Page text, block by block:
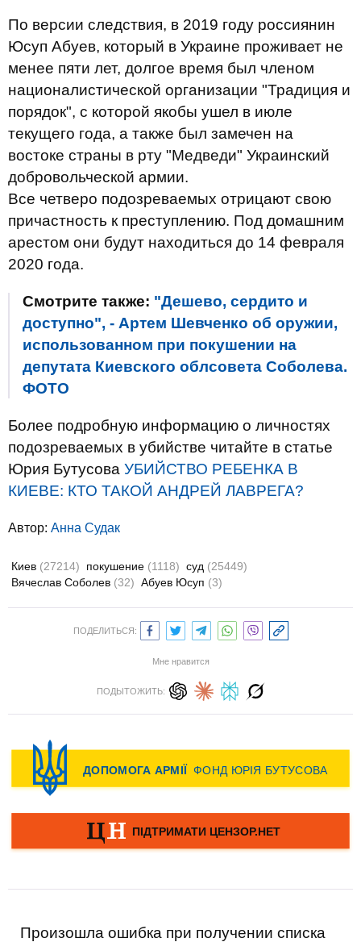
По версии следствия, в 2019 году россиянин
Юсуп Абуев, который в Украине проживает не
менее пяти лет, долгое время был членом
националистической организации "Традиция и
порядок", с которой якобы ушел в июле
текущего года, а также был замечен на
востоке страны в рту "Медведи" Украинский
добровольческой армии.
Все четверо подозреваемых отрицают свою
причастность к преступлению. Под домашним
арестом они будут находиться до 14 февраля
2020 года.
Смотрите также: "Дешево, сердито и
доступно", - Артем Шевченко об оружии,
использованном при покушении на
депутата Киевского облсовета Соболева.
ФОТО
Более подробную информацию о личностях
подозреваемых в убийстве читайте в статье
Юрия Бутусова УБИЙСТВО РЕБЕНКА В
КИЕВЕ: КТО ТАКОЙ АНДРЕЙ ЛАВРЕГА?
Автор: Анна Судак
Киев (27214) покушение (1118) суд (25449)
Вячеслав Соболев (32) Абуев Юсуп (3)
ПОДЕЛИТЬСЯ:
Мне нравится
ПОДЫТОЖИТЬ:
Произошла ошибка при получении списка